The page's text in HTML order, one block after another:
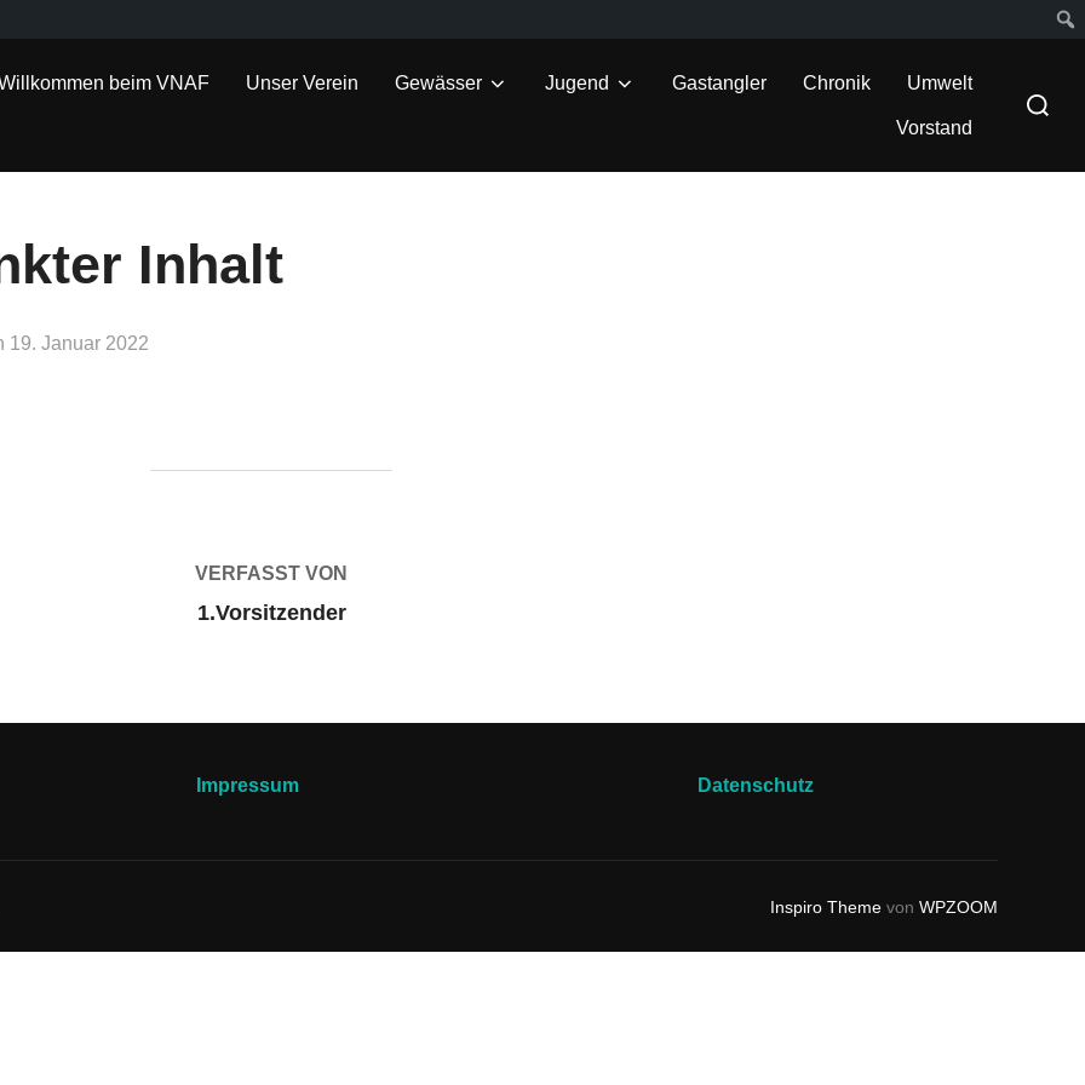
beim VNAF Unser Verein Gewässer Jugend Gastangler Chronik Umwelt
Vorstand
Suchen
Inhalt
Veröffentlicht
19. Januar 2022
VERFASST VON
1.Vorsitzender
Impressum Datenschutz
Inspiro Theme von WPZOOM